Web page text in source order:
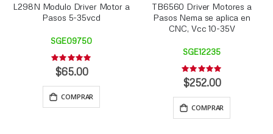
L298N Modulo Driver Motor a
Pasos 5-35vcd
SGE09750
Rating:
0%
$65.00
COMPRAR
TB6560 Driver Motores a
Pasos Nema se aplica en
CNC, Vcc 10-35V
SGE12235
Rating:
0%
$252.00
COMPRAR